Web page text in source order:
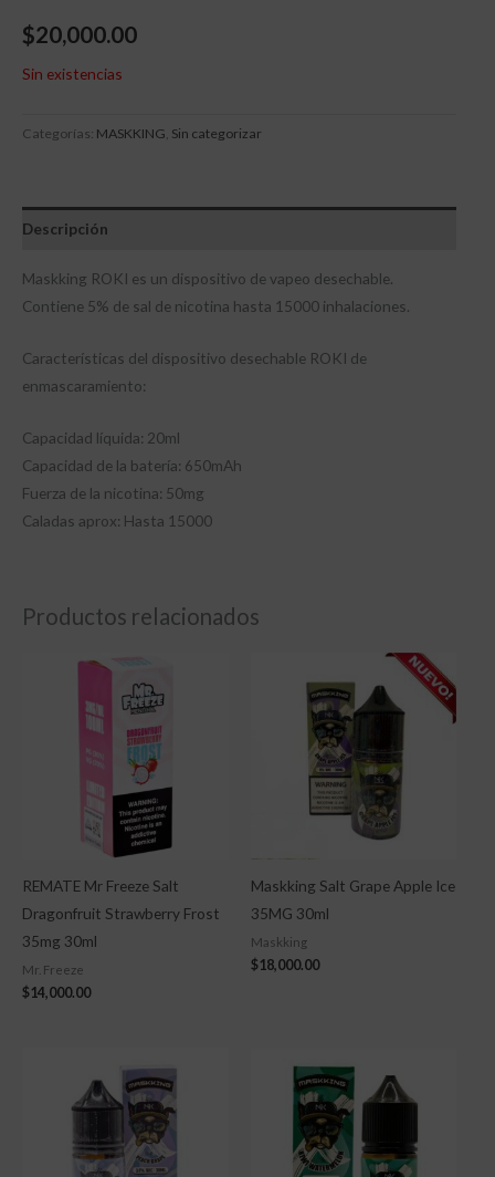
$20,000.00
Sin existencias
Categorías: MASKKING, Sin categorizar
Descripción
Maskking ROKI es un dispositivo de vapeo desechable.
Contiene 5% de sal de nicotina hasta 15000 inhalaciones.
Características del dispositivo desechable ROKI de
enmascaramiento:
Capacidad líquida: 20ml
Capacidad de la batería: 650mAh
Fuerza de la nicotina: 50mg
Caladas aprox: Hasta 15000
Productos relacionados
REMATE Mr Freeze Salt
Dragonfruit Strawberry Frost
35mg 30ml
Mr. Freeze
$14,000.00
Maskking Salt Grape Apple Ice
35MG 30ml
Maskking
$18,000.00